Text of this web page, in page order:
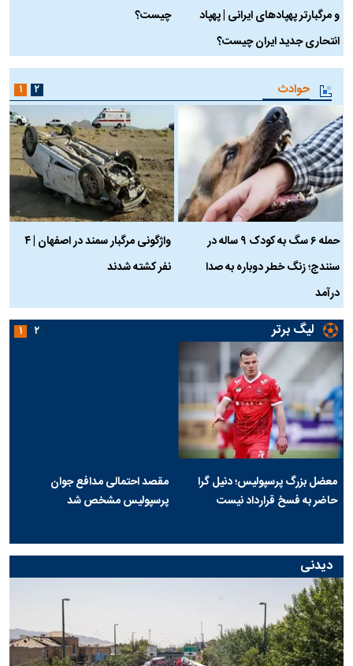
و مرگبارتر پهپادهای ایرانی | پهپاد
انتحاری جدید ایران چیست؟
چیست؟
حوادث
حمله ۶ سگ به کودک ۹ ساله در
سنندج؛ زنگ خطر دوباره به صدا
درآمد
واژگونی مرگبار سمند در اصفهان | ۴
نفر کشته شدند
۱ ۲
لیگ برتر
معضل بزرگ پرسپولیس؛ دنیل گرا
حاضر به فسخ قرارداد نیست
مقصد احتمالی مدافع جوان
پرسپولیس مشخص شد
۱ ۲
دیدنی